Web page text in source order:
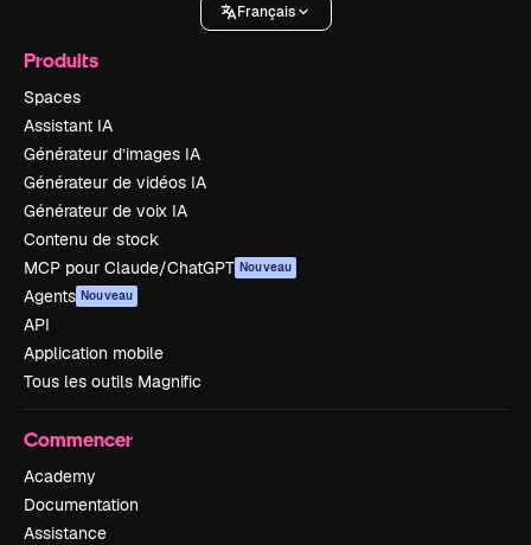
Français
Produits
Spaces
Assistant IA
Générateur d’images IA
Générateur de vidéos IA
Générateur de voix IA
Contenu de stock
MCP pour Claude/ChatGPT Nouveau
Agents Nouveau
API
Application mobile
Tous les outils Magnific
Commencer
Academy
Documentation
Assistance